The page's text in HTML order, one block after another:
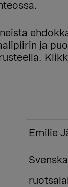
ja
Emilie